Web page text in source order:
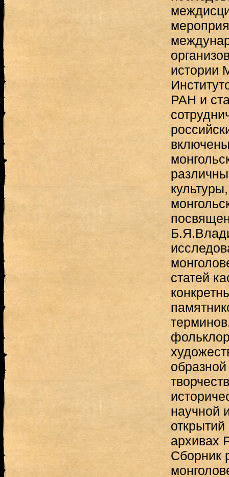
истории
РАН и
статей
научной
архивах
Сборник